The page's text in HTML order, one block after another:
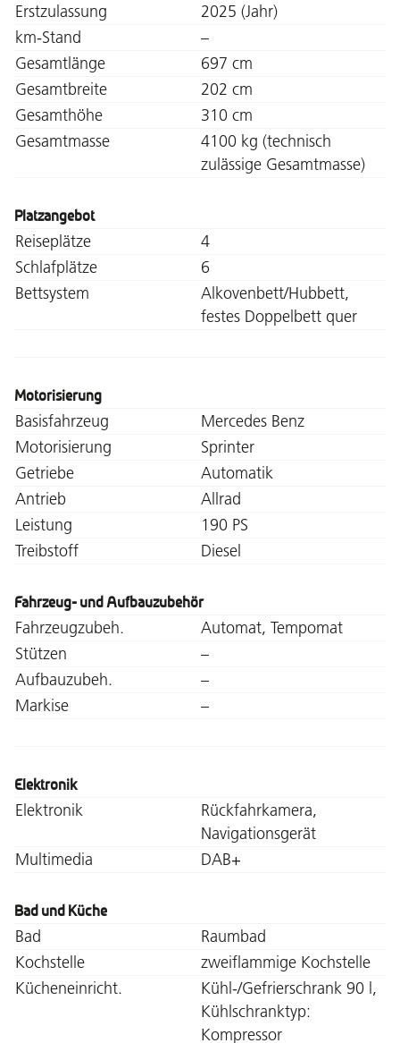
Erstzulassung
2025 (Jahr)
km-Stand
–
Gesamtlänge
697 cm
Gesamtbreite
202 cm
Gesamthöhe
310 cm
Gesamtmasse
4100 kg (technisch
zulässige Gesamtmasse)
Platzangebot
Reiseplätze
4
Schlafplätze
6
Bettsystem
Alkovenbett/Hubbett,
festes Doppelbett quer
Motorisierung
Basisfahrzeug
Mercedes Benz
Motorisierung
Sprinter
Getriebe
Automatik
Antrieb
Allrad
Leistung
190 PS
Treibstoff
Diesel
Fahrzeug- und Aufbauzubehör
Fahrzeugzubeh.
Automat, Tempomat
Stützen
–
Aufbauzubeh.
–
Markise
–
Elektronik
Elektronik
Rückfahrkamera,
Navigationsgerät
Multimedia
DAB+
Bad und Küche
Bad
Raumbad
Kochstelle
zweiflammige Kochstelle
Kücheneinricht.
Kühl-/Gefrierschrank 90 l,
Kühlschranktyp:
Kompressor